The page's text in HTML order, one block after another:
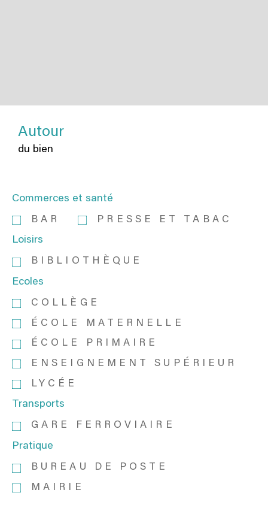
Autour
du bien
Commerces et santé
BAR PRESSE ET TABAC
Loisirs
BIBLIOTHÈQUE
Ecoles
COLLÈGE
ÉCOLE MATERNELLE
ÉCOLE PRIMAIRE
ENSEIGNEMENT SUPÉRIEUR
LYCÉE
Transports
GARE FERROVIAIRE
Pratique
BUREAU DE POSTE
MAIRIE